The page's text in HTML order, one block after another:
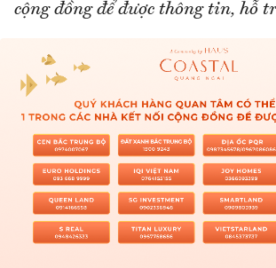
cộng đồng để được thông tin, hỗ